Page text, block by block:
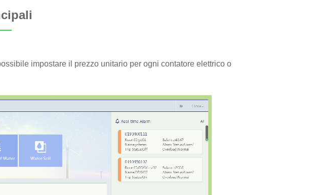
impostare il prezzo unitario per ogni contatore elettrico o